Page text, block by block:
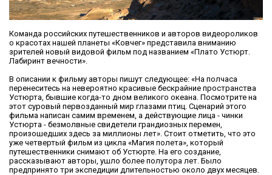
Команда российских путешественников и авторов видеороликов
о красотах нашей планеты «Ковчег» представила вниманию
зрителей новый видовой фильм под названием «Плато Устюрт.
Лабиринт вечности».
В описании к фильму авторы пишут следующее: «На полчаса
перенеситесь на невероятно красивые бескрайние пространства
Устюрта, бывшие когда-то дном великого океана. Посмотрите на
этот суровый первозданный мир глазами птиц. Сценарий этого
фильма написан самим временем, а действующие лица - чинки
Устюрта - безмолвные свидетели грандиозных перемен,
произошедших здесь за миллионы лет». Стоит отметить, что это
уже четвертый фильм из цикла «Магия полета», который
путешественники снимают об Устюрте. На его создание,
рассказывают авторы, ушло более полутора лет. Было
предпринято три экспедиции длительностью около двух месяцев.